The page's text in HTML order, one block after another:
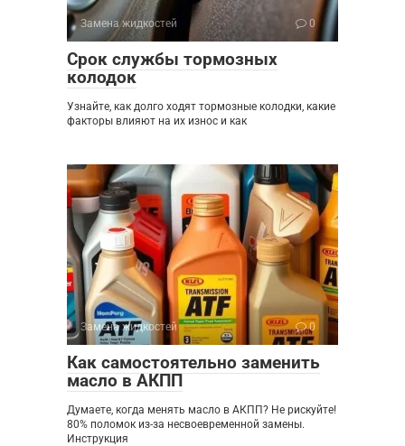
Замена жидкостей 0
Срок службы тормозных
колодок
Узнайте, как долго ходят тормозные колодки, какие
факторы влияют на их износ и как
Замена жидкостей 0
Как самостоятельно заменить
масло в АКПП
Думаете, когда менять масло в АКПП? Не рискуйте!
80% поломок из-за несвоевременной замены.
Инструкция